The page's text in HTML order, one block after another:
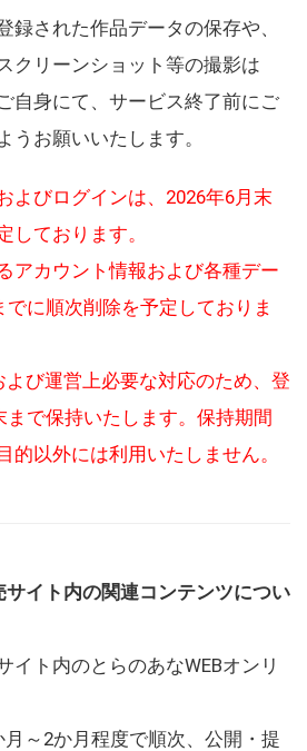
録された作品データの保存や、
クリーンショット等の撮影は
自身にて、サービス終了前にご
うお願いいたします。
よびログインは、2026年6月末
しております。
アカウント情報および各種デー
でに順次削除を予定しておりま
び運営上必要な対応のため、登
まで保持いたします。保持期間
的以外には利用いたしません。
イト内の関連コンテンツについ
イト内のとらのあなWEBオンリ
～2か月程度で順次、公開・提